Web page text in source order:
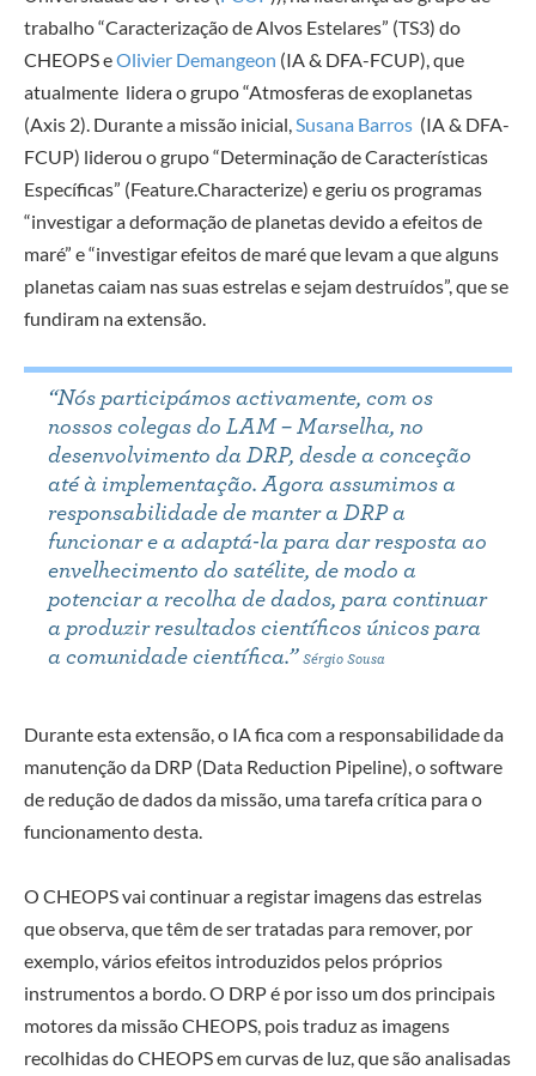
trabalho “Caracterização de Alvos Estelares” (TS3) do
CHEOPS eOlivier Demangeon (IA & DFA-FCUP), que
atualmente lidera o grupo “Atmosferas de exoplanetas
(Axis 2). Durante a missão inicial,Susana Barros (IA & DFA-
FCUP) liderou o grupo “Determinação de Características
Específicas” (Feature.Characterize) e geriu os programas
“investigar a deformação de planetas devido a efeitos de
maré” e “investigar efeitos de maré que levam a que alguns
planetas caiam nas suas estrelas e sejam destruídos”, que se
fundiram na extensão.
“Nós participámos activamente, com os
nossos colegas do LAM – Marselha, no
desenvolvimento da DRP, desde a conceção
até à implementação. Agora assumimos a
responsabilidade de manter a DRP a
funcionar e a adaptá-la para dar resposta ao
envelhecimento do satélite, de modo a
potenciar a recolha de dados, para continuar
a produzir resultados científicos únicos para
a comunidade científica.” Sérgio Sousa
Durante esta extensão, o IA fica com a responsabilidade da
manutenção da DRP (Data Reduction Pipeline), o software
de redução de dados da missão, uma tarefa crítica para o
funcionamento desta.
O CHEOPS vai continuar a registar imagens das estrelas
que observa, que têm de ser tratadas para remover, por
exemplo, vários efeitos introduzidos pelos próprios
instrumentos a bordo. O DRP é por isso um dos principais
motores da missão CHEOPS, pois traduz as imagens
recolhidas do CHEOPS em curvas de luz, que são analisadas